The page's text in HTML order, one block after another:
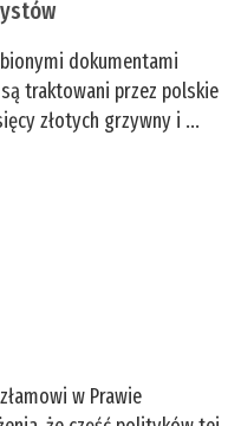
dokumentami
traktowani przez polskie
złotych grzywny i ...
w Prawie